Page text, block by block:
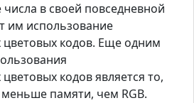
в своей повседневной
им использование
кодов. Еще одним
кодов является то,
памяти, чем RGB.